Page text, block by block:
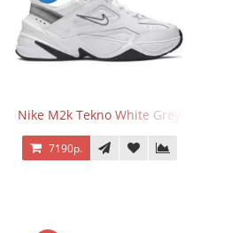
Nike M2k Tekno White Grey
7190р.